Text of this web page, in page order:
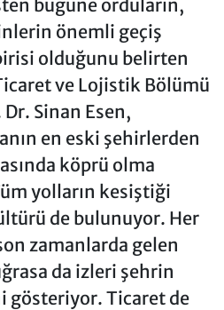
bugüne orduların,
önemli geçiş
olduğunu belirten
ve Lojistik Bölümü
Sinan Esen,
en eski şehirlerden
köprü olma
yolların kesiştiği
de bulunuyor. Her
zamanlarda gelen
da izleri şehrin
gösteriyor. Ticaret de